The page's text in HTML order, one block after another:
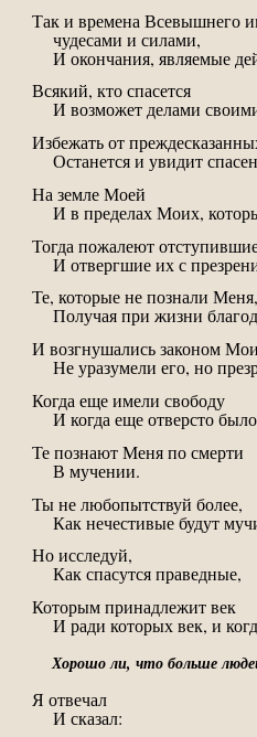
Так и времена Всевышнего
чудесами и силами,
И окончания, являемые
Всякий, кто спасется
И возможет делами
Избежать от
Останется и увидит
На земле Моей
И в пределах Моих,
Тогда пожалеют
И отвергшие их с
Те, которые не познали Меня,
Получая при жизни
И возгнушались законом
Не уразумели его, но
Когда еще имели свободу
И когда еще отверсто
Те познают Меня по смерти
В мучении.
Ты не любопытствуй более,
Как нечестивые будут
Но исследуй,
Как спасутся праведные,
Которым принадлежит век
И ради которых век, и
Хорошо ли, что больше
Я отвечал
И сказал: